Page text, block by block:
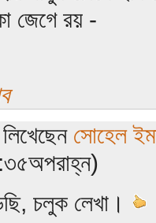
জেগে রয় -
সোহেল
চলুক লেখা।